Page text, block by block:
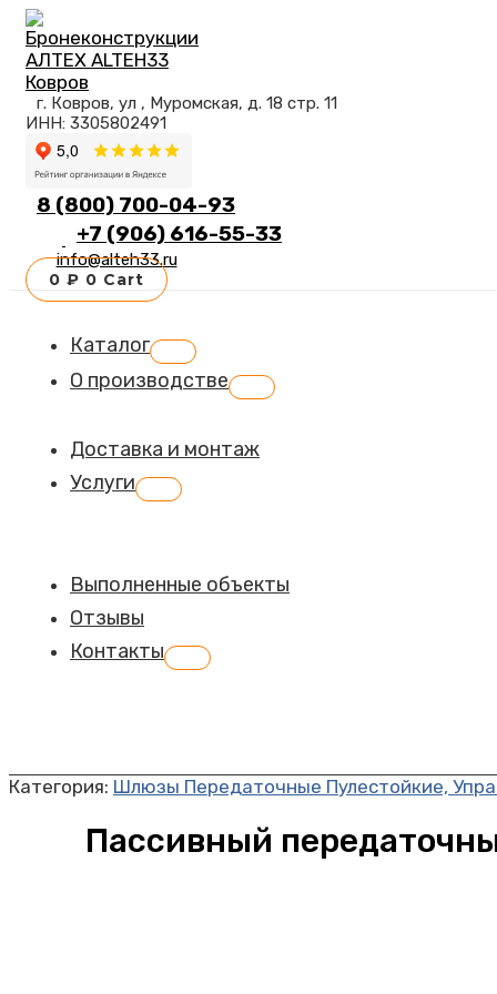
Перейти
содержимому
г. Ковров, ул , Муромская, д. 18 стр. 11
ИНН: 3305802491
8 (800) 700-04-93
+7 (906) 616-55-33
info@alteh33.ru
0 ₽ 0 Cart
Каталог
Переключатель
меню
О производстве
Переключатель
Доставка и монтаж
Услуги
Переключатель
Выполненные объекты
Отзывы
Контакты
Переключатель
Категория: Шлюзы Передаточные Пулестойкие,
Пассивный